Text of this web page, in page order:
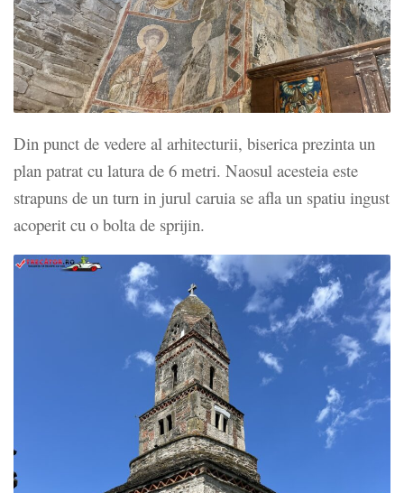
Din punct de vedere al arhitecturii, biserica prezinta un
plan patrat cu latura de 6 metri. Naosul acesteia este
strapuns de un turn in jurul caruia se afla un spatiu ingust
acoperit cu o bolta de sprijin.